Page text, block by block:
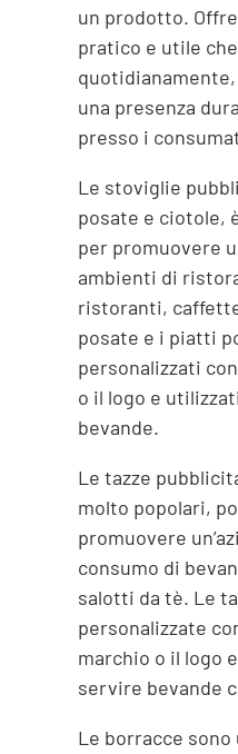
un prodotto.
pratico e utile
una presenza
presso i
Le stoviglie
posate e ciotole,
per promuovere
ambienti di
ristoranti,
posate e i piatti
personalizzati
o il logo e
bevande.
Le tazze
molto popolari,
promuovere
consumo di
salotti da tè. Le
personalizzate
marchio o il logo
servire bevande
Le borracce